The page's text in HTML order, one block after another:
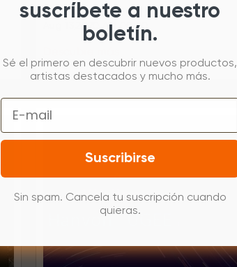
Aug 13,2020 AM 00:00
suscríbete a nuestro
boletín.
Sé el primero en descubrir nuevos productos,
artistas destacados y mucho más.
Email
Suscribirse
Sin spam. Cancela tu suscripción cuando
quieras.